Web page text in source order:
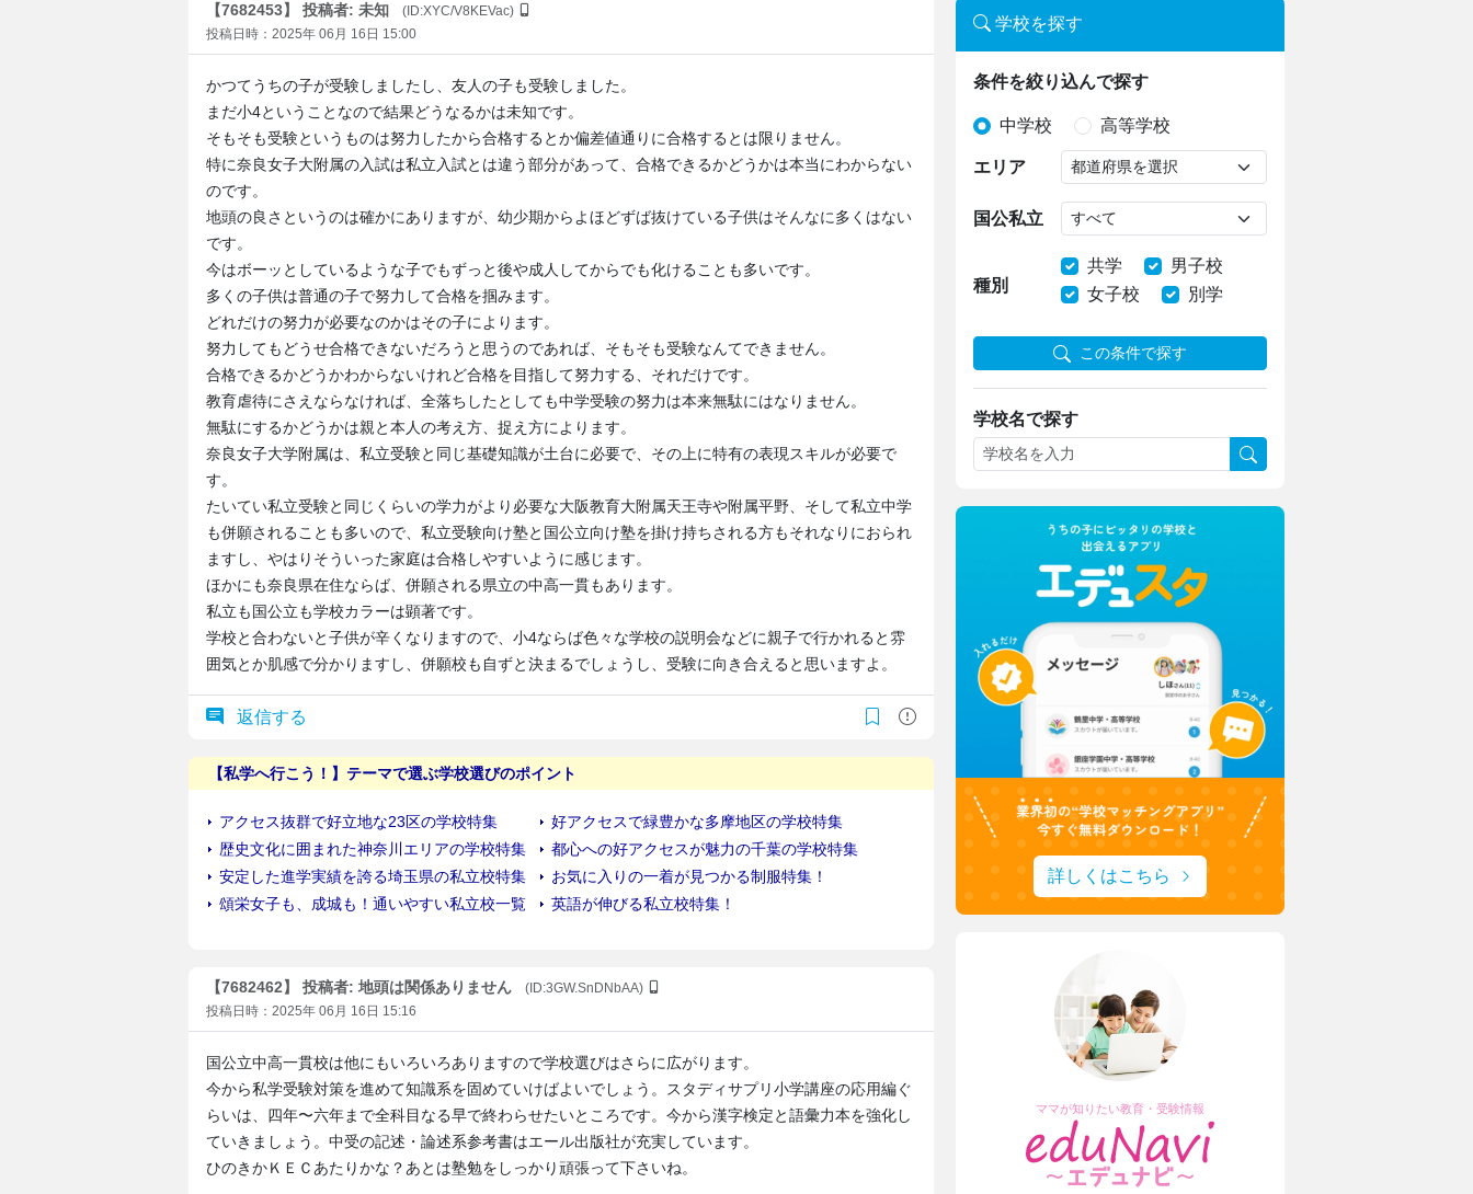
【7682453】 投稿者: 未知
(ID:XYC/V8KEVac)
投稿日時：2025年 06月 16日 15:00
かつてうちの子が受験しましたし、友人の子も受験しました。
まだ小4ということなので結果どうなるかは未知です。
そもそも受験というものは努力したから合格するとか偏差値通りに合格するとは限りません。
特に奈良女子大附属の入試は私立入試とは違う部分があって、合格できるかどうかは本当にわからない
のです。
地頭の良さというのは確かにありますが、幼少期からよほどずば抜けている子供はそんなに多くはない
です。
今はボーッとしているような子でもずっと後や成人してからでも化けることも多いです。
多くの子供は普通の子で努力して合格を掴みます。
どれだけの努力が必要なのかはその子によります。
努力してもどうせ合格できないだろうと思うのであれば、そもそも受験なんてできません。
合格できるかどうかわからないけれど合格を目指して努力する、それだけです。
教育虐待にさえならなければ、全落ちしたとしても中学受験の努力は本来無駄にはなりません。
無駄にするかどうかは親と本人の考え方、捉え方によります。
奈良女子大学附属は、私立受験と同じ基礎知識が土台に必要で、その上に特有の表現スキルが必要で
す。
たいてい私立受験と同じくらいの学力がより必要な大阪教育大附属天王寺や附属平野、そして私立中学
も併願されることも多いので、私立受験向け塾と国公立向け塾を掛け持ちされる方もそれなりにおられ
ますし、やはりそういった家庭は合格しやすいように感じます。
ほかにも奈良県在住ならば、併願される県立の中高一貫もあります。
私立も国公立も学校カラーは顕著です。
学校と合わないと子供が辛くなりますので、小4ならば色々な学校の説明会などに親子で行かれると雰
囲気とか肌感で分かりますし、併願校も自ずと決まるでしょうし、受験に向き合えると思いますよ。
返信する
【7682462】 投稿者: 地頭は関係ありません
(ID:3GW.SnDNbAA)
投稿日時：2025年 06月 16日 15:16
国公立中高一貫校は他にもいろいろありますので学校選びはさらに広がります。
今から私学受験対策を進めて知識系を固めていけばよいでしょう。スタディサプリ小学講座の応用編ぐ
らいは、四年〜六年まで全科目なる早で終わらせたいところです。今から漢字検定と語彙力本を強化し
ていきましょう。中受の記述・論述系参考書はエール出版社が充実しています。
ひのきかＫＥＣあたりかな？あとは塾勉をしっかり頑張って下さいね。
学校を探す
条件を絞り込んで探す
中学校 高等学校
エリア
国公私立
種別
共学
男子校
女子校
別学
この条件で探す
学校名で探す
詳しくはこちら
ママが知りたい教育・受験情報